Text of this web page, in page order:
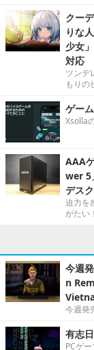
クー
りな
少女
対応
ツンデ
もりの
ゲー
Xsolla
AAA
wer 5
デス
迫力を
がたい！
今週
n
今週発
有志
PCゲ